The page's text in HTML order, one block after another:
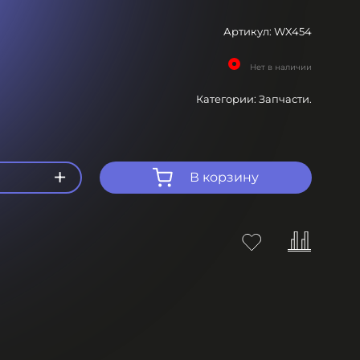
Артикул: WX454
Нет в наличии
Категории: Запчасти.
В корзину
+